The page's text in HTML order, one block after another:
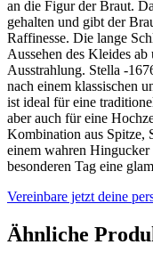
an die Figur der Braut.
gehalten und gibt der
Raffinesse. Die lange
Aussehen des Kleides
Ausstrahlung. Stella -
nach einem klassischen
ist ideal für eine
aber auch für eine
Kombination aus Spitze,
einem wahren
besonderen Tag eine
Vereinbare jetzt deine
Ähnliche